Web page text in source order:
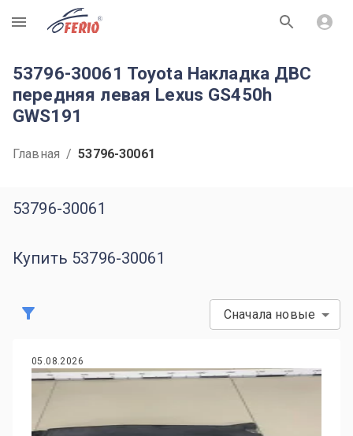
R
53796-30061 Toyota Накладка ДВС
передняя левая Lexus GS450h
GWS191
Главная / 53796-30061
53796-30061
Купить 53796-30061
Сначала новые
05.08.2026